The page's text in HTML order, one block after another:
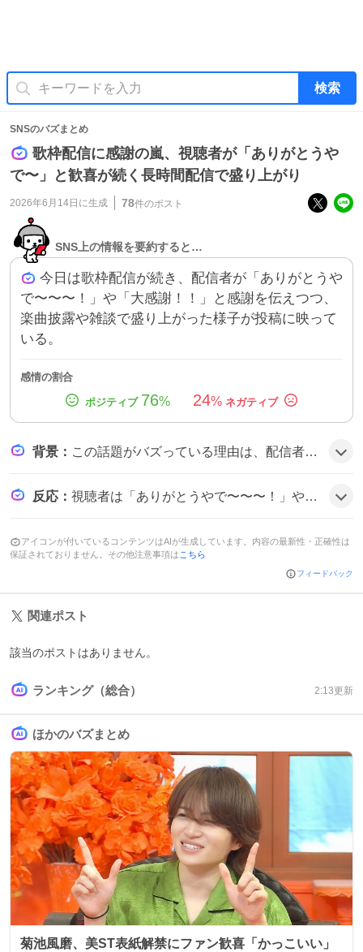
検索
SNSのバズまとめ
歌枠配信に感謝の嵐、視聴者が「ありがとうや
で〜」と歓喜が続く長時間配信で盛り上がり
2026年6月14日 に生成 78件のポスト
SNS上の情報を要約すると…
今日は歌枠配信が続き、配信者が「ありがとうや
で〜〜〜！」や「大感謝！！」と感謝を伝えつつ、
楽曲披露や雑談で盛り上がった様子が投稿に映って
いる。
感情の割合
76% 24%
背景 ： この話題がバズっている理由は、配信者が歌枠で新曲や懐かしの曲を次々披露し、視聴者とのリアルタイム交流が盛り上がったことにあるようだ。長時間配信やスパチャへの感謝が共感を呼び、拡散されたとみられる。
反応 ： 視聴者は「ありがとうやで〜〜〜！」や「大感謝！！」と感謝を表し、「楽しかったです！」と喜びの声を多数投稿しており、全体的に温かい雰囲気だ。
アイコンが付いているコンテンツはAIが生成しています。内容の最新性・正確性は
保証されておりません。その他注意事項は こちら
フィードバック
関連ポスト
該当のポストはありません。
ランキング（総合） 2:13更新
ほかのバズまとめ
菊池風磨、美ST表紙解禁にファン歓喜「かっこいい」